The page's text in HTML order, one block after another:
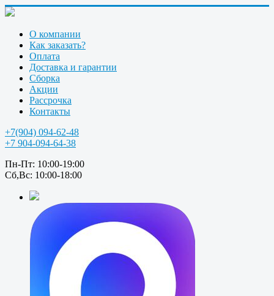
О компании
Как заказать?
Оплата
Доставка и гарантии
Сборка
Акции
Рассрочка
Контакты
+7(904) 094-62-48
+7 904-094-64-38
Пн-Пт: 10:00-19:00
Сб,Вс: 10:00-18:00